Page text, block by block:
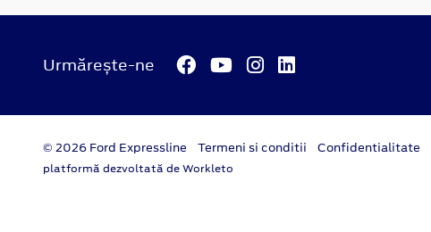
Urmărește-ne
© 2026 Ford Expressline Termeni si conditii Confidentialitate
platformă dezvoltată de Workleto